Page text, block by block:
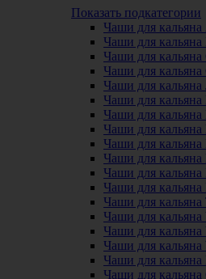
Показать подкатегории
Чаши для
Чаши для кальяна
Чаши для
Чаши для кальяна
Чаши для кальяна
Чаши для кальяна
Чаши для кальяна
Чаши для
Чаши для
Чаши для кальяна
Чаши для
Чаши для кальяна
Чаши для кальяна
Чаши для
Чаши для
Чаши для кальяна
Чаши для
Чаши для кальяна